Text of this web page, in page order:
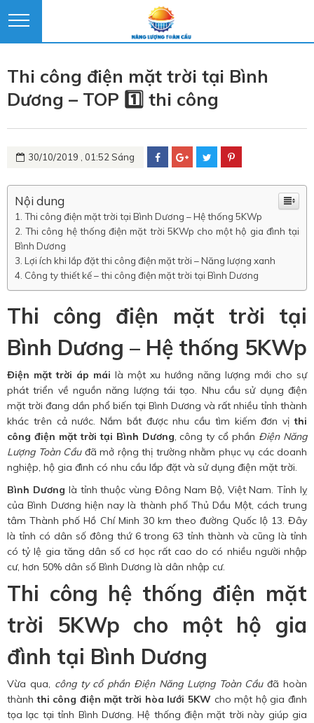
Thi công điện mặt trời tại Bình
Dương – TOP 1️⃣ thi công
30/10/2019 , 01:52 Sáng
Nội dung
Thi công điện mặt trời tại Bình Dương – Hệ thống 5KWp
Thi công hệ thống điện mặt trời 5KWp cho một hộ gia đình tại
Bình Dương
Lợi ích khi lắp đặt thi công điện mặt trời – Năng lượng xanh
Công ty thiết kế – thi công điện mặt trời tại Bình Dương
Thi công điện mặt trời tại
Bình Dương – Hệ thống 5KWp
Điện mặt trời áp mái là một xu hướng năng lượng mới cho sự
phát triển về nguồn năng lượng tái tạo. Nhu cầu sử dụng điện
mặt trời đang dần phổ biến tại Bình Dương và rất nhiều tỉnh thành
khác trên cả nước. Nắm bắt được nhu cầu tìm kiếm đơn vịthi
công điện mặt trời tại Bình Dương, công ty cổ phần Điện Năng
Lượng Toàn Cầuđã mở rộng thị trường nhằm phục vụ các doanh
nghiệp, hộ gia đình có nhu cầu lắp đặt và sử dụng điện mặt trời.
Bình Dương là tỉnh thuộc vùng Đông Nam Bộ, Việt Nam. Tỉnh lỵ
của Bình Dương hiện nay là thành phố Thủ Dầu Một, cách trung
tâm Thành phố Hồ Chí Minh 30 km theo đường Quốc lộ 13. Đây
là tỉnh có dân số đông thứ 6 trong 63 tỉnh thành và cũng là tỉnh
có tỷ lệ gia tăng dân số cơ học rất cao do có nhiều người nhập
cư, hơn 50% dân số Bình Dương là dân nhập cư.
Thi công hệ thống điện mặt
trời 5KWp cho một hộ gia
đình tại Bình Dương
Vừa qua, công ty cổ phần Điện Năng Lượng Toàn Cầuđã hoàn
thànhthi công điện mặt trời hòa lưới 5KWcho một hộ gia đình
tọa lạc tại tỉnh Bình Dương. Hệ thống điện mặt trời này giúp gia